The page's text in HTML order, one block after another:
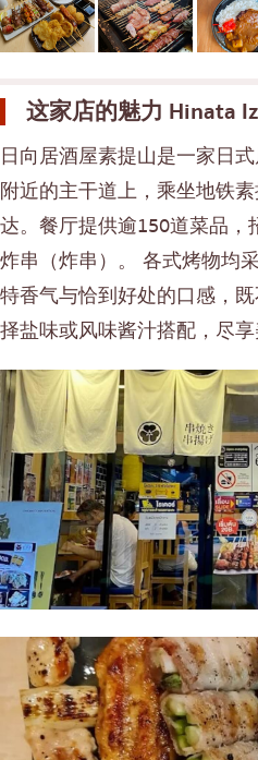
章鱼烧
关东煮/日式炖菜
套餐/日本家常菜
便当/日本料理配送服务
北榄府
沙没沙空
普吉岛
芭堤雅
塔尼亚
拉玛三世
拉玛四世
其他
这家店的魅力 Hinata
日向居酒屋素提山是一家日
附近的主干道上，乘坐地铁
达。餐厅提供逾150道菜品
炸串（炸串）。 各式烤物均
特香气与恰到好处的口感，
择盐味或风味酱汁搭配，尽享